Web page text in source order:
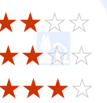
☆☆
☆☆
☆